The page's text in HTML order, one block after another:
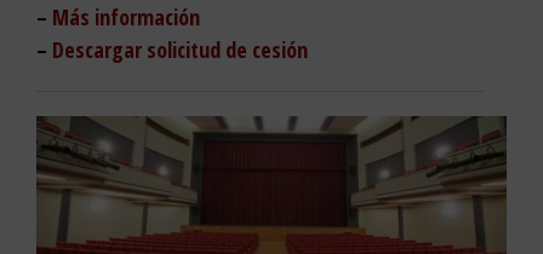
– Más información
– Descargar solicitud de cesión